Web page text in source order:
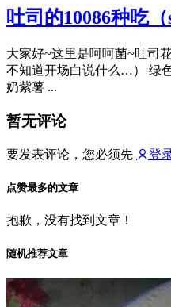
吐司的10086种吃
大家好~这里是呵呵菌~吐司
不知道开场白说什么…） 绿
奶紫薯 ...
暂无评论
要发表评论，您必须先 登
点赞最多的文章
抱歉，没有找到文章！
随机推荐文章